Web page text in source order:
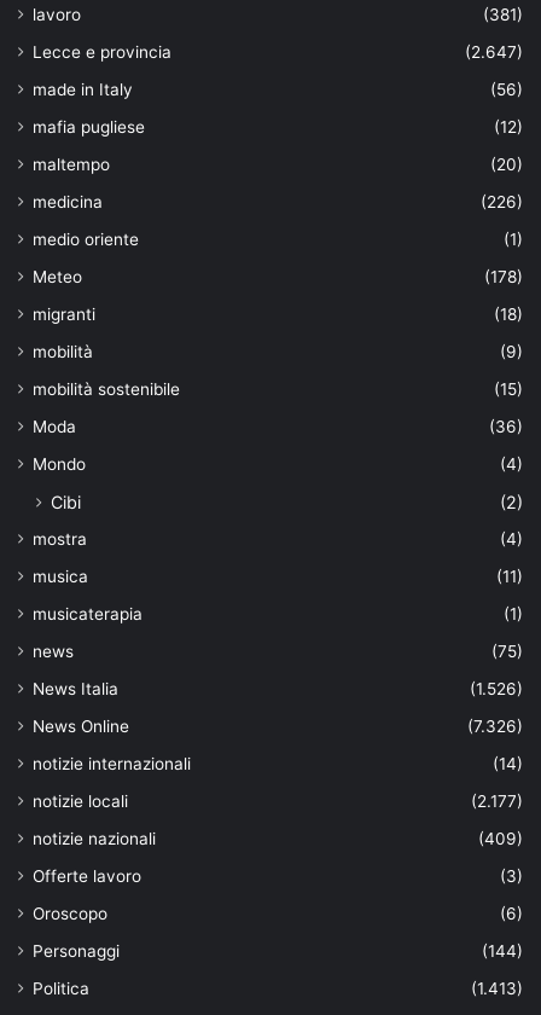
lavoro
(381)
Lecce e provincia
(2.647)
made in Italy
(56)
mafia pugliese
(12)
maltempo
(20)
medicina
(226)
medio oriente
(1)
Meteo
(178)
migranti
(18)
mobilità
(9)
mobilità sostenibile
(15)
Moda
(36)
Mondo
(4)
Cibi (2)
mostra
(4)
musica
(11)
musicaterapia
(1)
news
(75)
News Italia
(1.526)
News Online
(7.326)
notizie internazionali
(14)
notizie locali
(2.177)
notizie nazionali
(409)
Offerte lavoro
(3)
Oroscopo
(6)
Personaggi
(144)
Politica
(1.413)